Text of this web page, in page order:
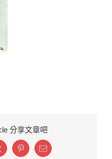
分享文章吧
PinterestEmail: